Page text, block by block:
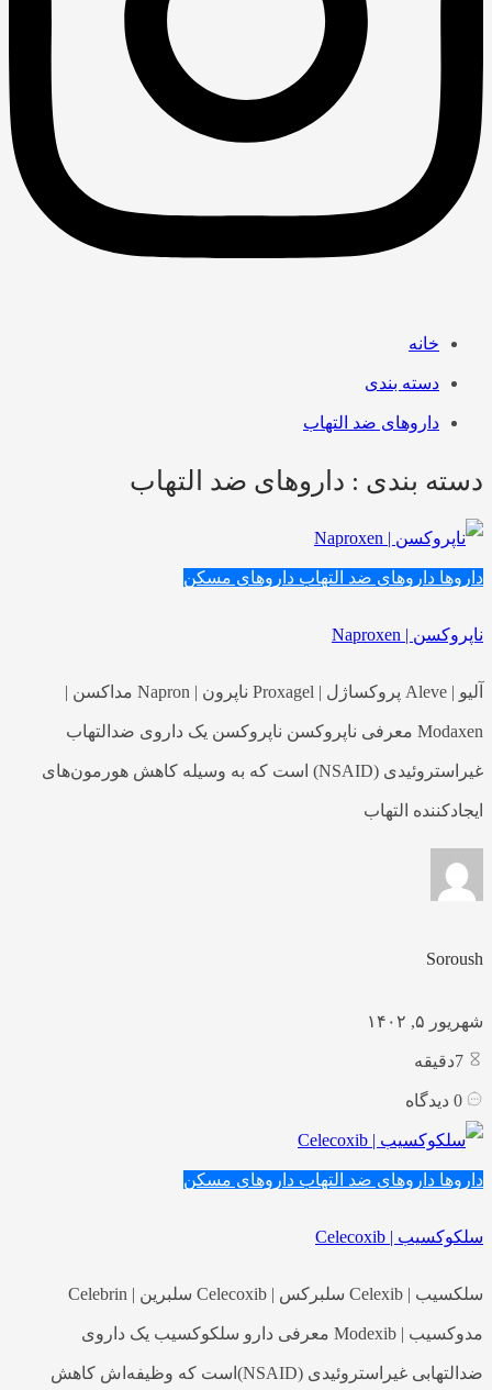
خانه
دسته بندی
داروهای ضد التهاب
دسته بندی : داروهای ضد التهاب
داروها داروهای ضد التهاب داروهای مسکن
ناپروکسن | Naproxen
آلیو | Aleve پروکساژل | Proxagel ناپرون | Napron مداکسن |
Modaxen معرفی ناپروکسن ناپروکسن یک داروی ضدالتهاب
غیراستروئیدی (NSAID) است که به وسیله کاهش هورمون‌های
ایجادکننده التهاب
Soroush
شهریور ۵, ۱۴۰۲
دقیقه
دیدگاه
داروها داروهای ضد التهاب داروهای مسکن
سلکوکسیب | Celecoxib
سلکسیب | Celexib سلبرکس | Celecoxib سلبرین | Celebrin
مدوکسیب | Modexib معرفی دارو سلکوکسیب یک داروی
ضدالتهابی غیراستروئیدی (NSAID)است که وظیفه‌اش کاهش